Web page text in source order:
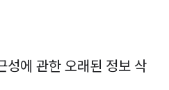
에 관한 오래된 정보 삭